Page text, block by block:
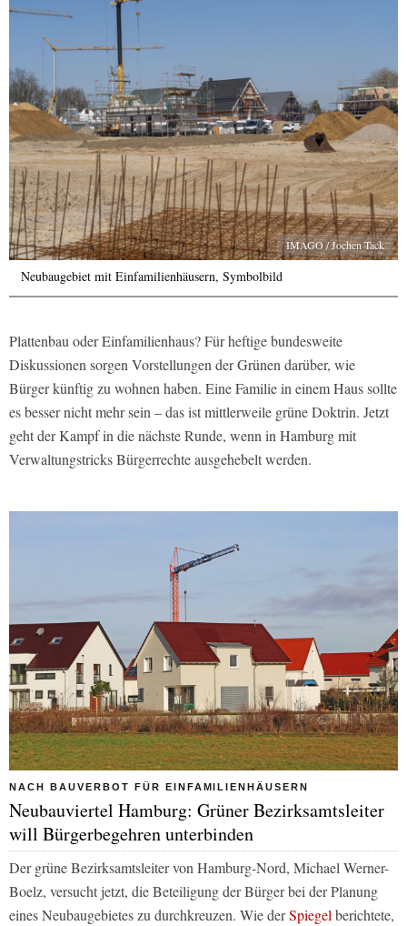
IMAGO / Jochen Tack
Neubaugebiet mit Einfamilienhäusern, Symbolbild
Plattenbau oder Einfamilienhaus? Für heftige bundesweite
Diskussionen sorgen Vorstellungen der Grünen darüber, wie
Bürger künftig zu wohnen haben. Eine Familie in einem Haus sollte
es besser nicht mehr sein – das ist mittlerweile grüne Doktrin. Jetzt
geht der Kampf in die nächste Runde, wenn in Hamburg mit
Verwaltungstricks Bürgerrechte ausgehebelt werden.
NACH BAUVERBOT FÜR EINFAMILIENHÄUSERN
Neubauviertel Hamburg: Grüner Bezirksamtsleiter
will Bürgerbegehren unterbinden
Der grüne Bezirksamtsleiter von Hamburg-Nord, Michael Werner-
Boelz, versucht jetzt, die Beteiligung der Bürger bei der Planung
eines Neubaugebietes zu durchkreuzen. Wie derSpiegel berichtete,